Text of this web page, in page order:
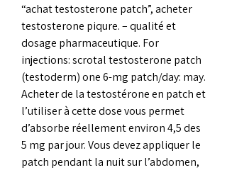
“achat testosterone patch”, acheter
testosterone piqure. – qualité et
dosage pharmaceutique. For
injections: scrotal testosterone patch
(testoderm) one 6-mg patch/day: may.
Acheter de la testostérone en patch et
l’utiliser à cette dose vous permet
d’absorbe réellement environ 4,5 des
5 mg par jour. Vous devez appliquer le
patch pendant la nuit sur l’abdomen,